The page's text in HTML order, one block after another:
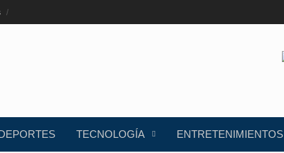
TECNOLOGÍA ENTRETENIMIENTOS